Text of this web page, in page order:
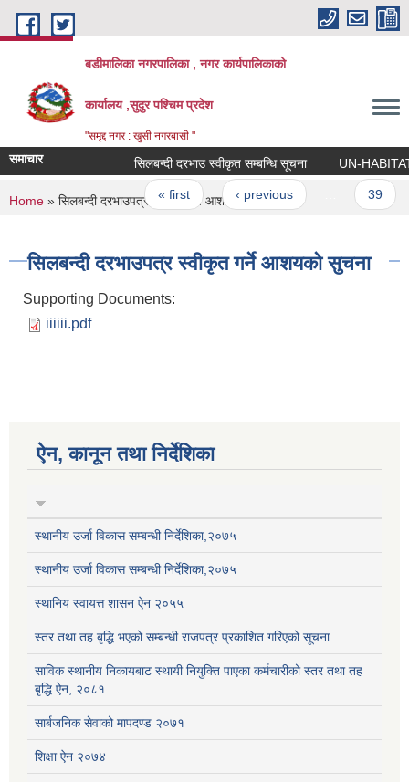
Skip to main content
बडीमालिका नगरपालिका , नगर कार्यपालिकाको
कार्यालय ,सुदुर पश्चिम प्रदेश
"समृद्द नगर : खुसी नगरबासी "
समाचार सिलबन्दी दरभाउ स्वीकृत सम्बन्धि सूचना UN-HABITAT
Pages
« first ‹ previous
You are here
Home » सिलबन्दी दरभाउपत्र स्वीकृत गर्ने आशयको सुचना
सिलबन्दी दरभाउपत्र स्वीकृत गर्ने आशयको सुचना
Supporting Documents:
iiiiii.pdf
ऐन, कानून तथा निर्देशिका
स्थानीय उर्जा विकास सम्बन्धी निर्देशिका,२०७५
स्थानीय उर्जा विकास सम्बन्धी निर्देशिका,२०७५
स्थानिय स्वायत्त शासन ऐन २०५५
स्तर तथा तह बृद्धि भएको सम्बन्धी राजपत्र प्रकाशित गरिएको सूचना
साविक स्थानीय निकायबाट स्थायी नियुक्ति पाएका कर्मचारीको स्तर तथा तह
बृद्धि ऐन, २०८१
सार्बजनिक सेवाको मापदण्ड २०७१
शिक्षा ऐन २०७४